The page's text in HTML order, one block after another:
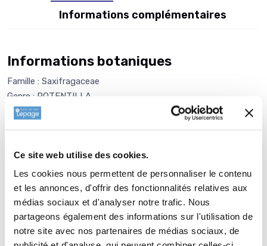
Ce site web utilise des cookies.
Les cookies nous permettent de personnaliser le contenu
et les annonces, d'offrir des fonctionnalités relatives aux
médias sociaux et d'analyser notre trafic. Nous
partageons également des informations sur l'utilisation de
notre site avec nos partenaires de médias sociaux, de
Informations complémentaires
Informations botaniques
Famille : Saxifragaceae
Genre : POTENTILLA
Nom vernaculaire : Potentille - Comarum
Plantation dePOTENTILLA fruticosa
RED'ISSIMA®
La plantation dune vivace est une opération très simple. Faire
un trou de 2 à 3 fois la taille du pot. Ameublir au fond du trou
et venir écraser la terre meuble avec la motte de votre
SAXIFRAGA umbrosa 'Variegata'. Reboucher avec la terre que